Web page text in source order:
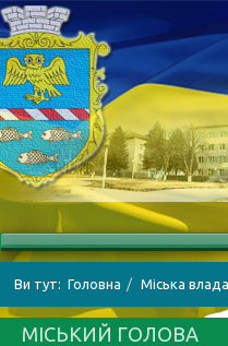
Ви тут: Головна Міська влада
МІСЬКИЙ ГОЛОВА